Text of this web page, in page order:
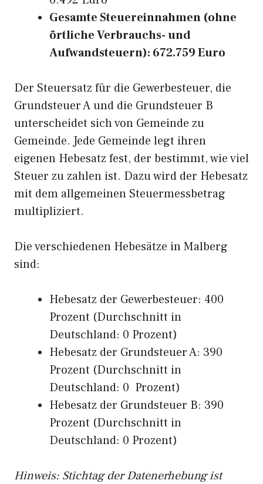
Gesamte Steuereinnahmen (ohne
örtliche Verbrauchs- und
Aufwandsteuern): 672.759 Euro
Der Steuersatz für die Gewerbesteuer, die
Grundsteuer A und die Grundsteuer B
unterscheidet sich von Gemeinde zu
Gemeinde. Jede Gemeinde legt ihren
eigenen Hebesatz fest, der bestimmt, wie viel
Steuer zu zahlen ist. Dazu wird der Hebesatz
mit dem allgemeinen Steuermessbetrag
multipliziert.
Die verschiedenen Hebesätze in Malberg
sind:
Hebesatz der Gewerbesteuer: 400
Prozent (Durchschnitt in
Deutschland: 0 Prozent)
Hebesatz der Grundsteuer A: 390
Prozent (Durchschnitt in
Deutschland: 0 Prozent)
Hebesatz der Grundsteuer B: 390
Prozent (Durchschnitt in
Deutschland: 0 Prozent)
Hinweis: Stichtag der Datenerhebung ist